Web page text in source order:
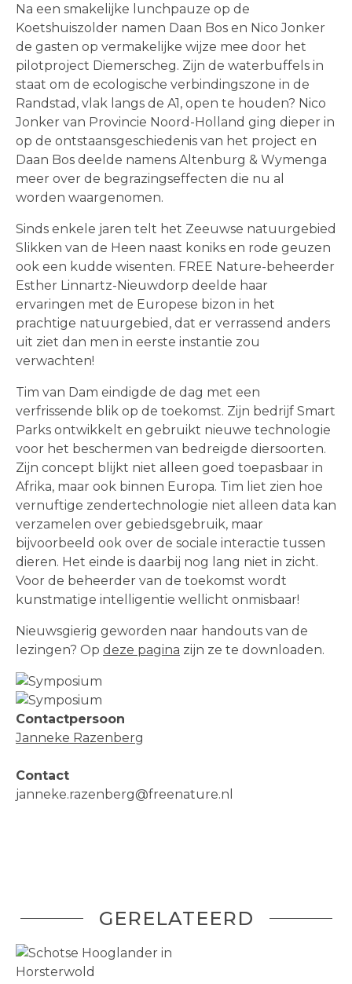
Na een smakelijke lunchpauze op de
Koetshuiszolder namen Daan Bos en Nico Jonker
de gasten op vermakelijke wijze mee door het
pilotproject Diemerscheg. Zijn de waterbuffels in
staat om de ecologische verbindingszone in de
Randstad, vlak langs de A1, open te houden? Nico
Jonker van Provincie Noord-Holland ging dieper in
op de ontstaansgeschiedenis van het project en
Daan Bos deelde namens Altenburg & Wymenga
meer over de begrazingseffecten die nu al
worden waargenomen.
Sinds enkele jaren telt het Zeeuwse natuurgebied
Slikken van de Heen naast koniks en rode geuzen
ook een kudde wisenten. FREE Nature-beheerder
Esther Linnartz-Nieuwdorp deelde haar
ervaringen met de Europese bizon in het
prachtige natuurgebied, dat er verrassend anders
uit ziet dan men in eerste instantie zou
verwachten!
Tim van Dam eindigde de dag met een
verfrissende blik op de toekomst. Zijn bedrijf Smart
Parks ontwikkelt en gebruikt nieuwe technologie
voor het beschermen van bedreigde diersoorten.
Zijn concept blijkt niet alleen goed toepasbaar in
Afrika, maar ook binnen Europa. Tim liet zien hoe
vernuftige zendertechnologie niet alleen data kan
verzamelen over gebiedsgebruik, maar
bijvoorbeeld ook over de sociale interactie tussen
dieren. Het einde is daarbij nog lang niet in zicht.
Voor de beheerder van de toekomst wordt
kunstmatige intelligentie wellicht onmisbaar!
Nieuwsgierig geworden naar handouts van de
lezingen? Op deze pagina zijn ze te downloaden.
Contactpersoon
Janneke Razenberg
Contact
janneke.razenberg@freenature.nl
GERELATEERD